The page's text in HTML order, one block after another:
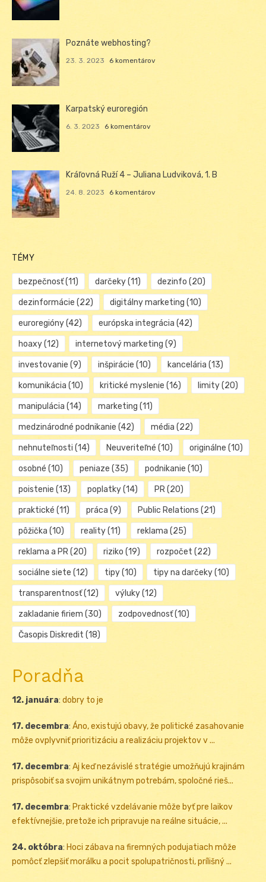
Poznáte webhosting?
23. 3. 2023 6 komentárov
Karpatský euroregión
6. 3. 2023 6 komentárov
Kráľovná Ruží 4 – Juliana Ludviková, 1. B
24. 8. 2023 6 komentárov
TÉMY
bezpečnosť(11) darčeky(11) dezinfo (20)
dezinformácie (22) digitálny marketing (10)
euroregióny(42) európska integrácia (42)
hoaxy(12) internetový marketing (9)
investovanie (9) inšpirácie (10) kancelária (13)
komunikácia (10) kritické myslenie (16) limity(20)
manipulácia (14) marketing (11)
medzinárodné podnikanie (42) média (22)
nehnuteľnosti (14) Neuveriteľné (10) originálne (10)
osobné (10) peniaze (35) podnikanie (10)
poistenie (13) poplatky(14) PR(20)
praktické (11) práca (9) Public Relations (21)
pôžička (10) reality(11) reklama (25)
reklama a PR(20) riziko (19) rozpočet (22)
sociálne siete (12) tipy(10) tipy na darčeky(10)
transparentnosť(12) výluky(12)
zakladanie firiem (30) zodpovednosť(10)
Časopis Diskredit (18)
Poradňa
12. januára: dobry to je
17. decembra: Áno, existujú obavy, že politické zasahovanie
môže ovplyvniť prioritizáciu a realizáciu projektov v ...
17. decembra: Aj keď nezávislé stratégie umožňujú krajinám
prispôsobiť sa svojim unikátnym potrebám, spoločné rieš...
17. decembra: Praktické vzdelávanie môže byť pre laikov
efektívnejšie, pretože ich pripravuje na reálne situácie, ...
24. októbra: Hoci zábava na firemných podujatiach môže
pomôcť zlepšiť morálku a pocit spolupatričnosti, prílišný ...